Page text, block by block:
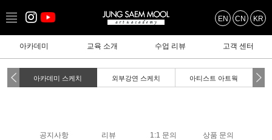
EN CN KR
아카데미 교육 소개 수업 리뷰 고객 센터
아카데미 스케치 외부강연 스케치 아티스트 아트웍
공지사항 리뷰 1:1 문의 상품 문의